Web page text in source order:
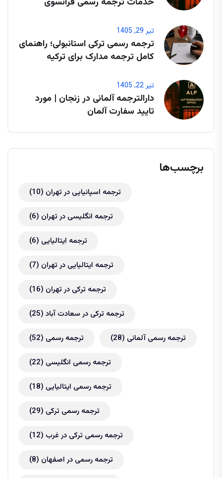
تیر 29, 1405
ترجمه رسمی ترکی استانبولی؛ راهنمای
کامل ترجمه مدارک برای ترکیه
تیر 22, 1405
دارالترجمه آلمانی در زنجان | مورد
تایید سفارت آلمان
برچسب‌ها
ترجمه اسپانیایی در تهران (10)
ترجمه انگلیسی در تهران (6)
ترجمه ایتالیایی (6)
ترجمه ایتالیایی در تهران (7)
ترجمه ترکی در تهران (16)
ترجمه ترکی در سعادت آباد (25)
ترجمه رسمی (52) ترجمه رسمی آلمانی (28)
ترجمه رسمی انگلیسی (22)
ترجمه رسمی ایتالیایی (18)
ترجمه رسمی ترکی (29)
ترجمه رسمی ترکی در غرب (12)
ترجمه رسمی در اصفهان (8)